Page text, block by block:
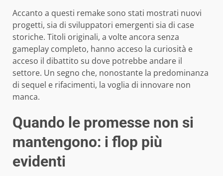
Accanto a questi remake sono stati mostrati nuovi
progetti, sia di sviluppatori emergenti sia di case
storiche. Titoli originali, a volte ancora senza
gameplay completo, hanno acceso la curiosità e
acceso il dibattito su dove potrebbe andare il
settore. Un segno che, nonostante la predominanza
di sequel e rifacimenti, la voglia di innovare non
manca.
Quando le promesse non si
mantengono: i flop più
evidenti